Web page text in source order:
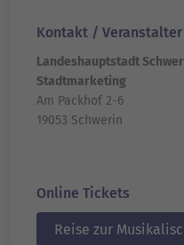
Kontakt / Veranstalter
Landeshauptstadt
Stadtmarketing
Am Packhof 2-6
19053 Schwerin
Online Tickets
Reise zur